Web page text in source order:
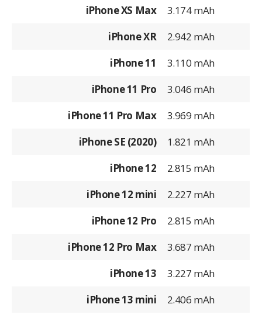
iPhone XS Max
3.174 mAh
iPhone XR
2.942 mAh
iPhone 11
3.110 mAh
iPhone 11 Pro
3.046 mAh
iPhone 11 Pro Max
3.969 mAh
iPhone SE (2020)
1.821 mAh
iPhone 12
2.815 mAh
iPhone 12 mini
2.227 mAh
iPhone 12 Pro
2.815 mAh
iPhone 12 Pro Max
3.687 mAh
iPhone 13
3.227 mAh
iPhone 13 mini
2.406 mAh